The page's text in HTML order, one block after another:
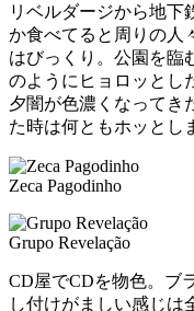
リベルダージから地下
か食べてると周りの人
はびっくり。公園を臨
のようにヒョロッとし
夕闇が色濃くなってき
た時は何ともホッとし
Zeca Pagodinho
Grupo Revelação
CD屋でCDを物色。ブ
し付けがましい感じは